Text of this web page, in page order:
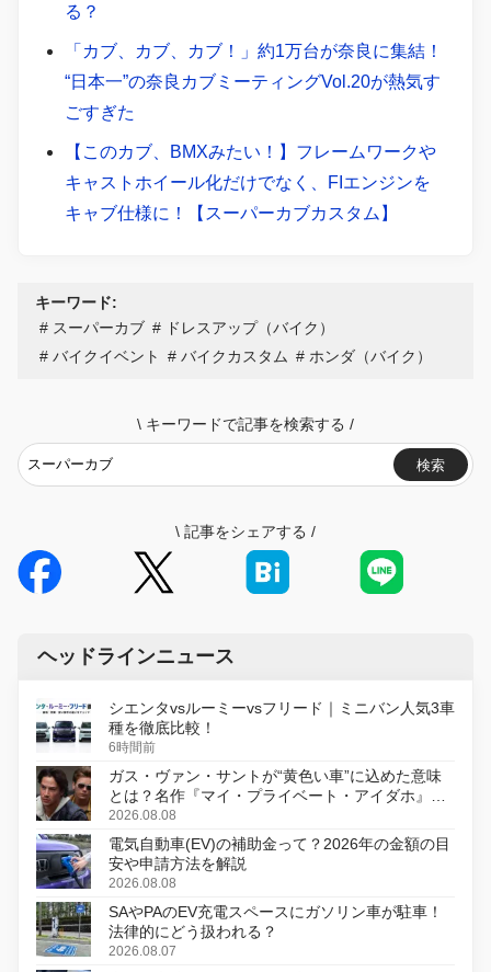
る？
「カブ、カブ、カブ！」約1万台が奈良に集結！
“日本一”の奈良カブミーティングVol.20が熱気す
ごすぎた
【このカブ、BMXみたい！】フレームワークや
キャストホイール化だけでなく、FIエンジンを
キャブ仕様に！【スーパーカブカスタム】
キーワード:
スーパーカブ
ドレスアップ（バイク）
バイクイベント
バイクカスタム ホンダ（バイク）
\ キーワードで記事を検索する /
検索
\ 記事をシェアする /
ヘッドラインニュース
シエンタvsルーミーvsフリード｜ミニバン人気3車
種を徹底比較！
6時間前
ガス・ヴァン・サントが“黄色い車”に込めた意味
とは？名作『マイ・プライベート・アイダホ』が
初のデジタルリマスター版で復活
2026.08.08
電気自動車(EV)の補助金って？2026年の金額の目
安や申請方法を解説
2026.08.08
SAやPAのEV充電スペースにガソリン車が駐車！
法律的にどう扱われる？
2026.08.07